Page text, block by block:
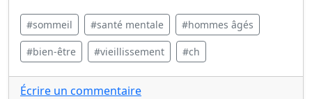
#sommeil #santé mentale #hommes âgés
#bien-être #vieillissement #ch
Écrire un commentaire